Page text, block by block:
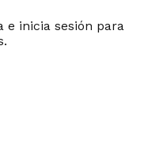
e inicia sesión para